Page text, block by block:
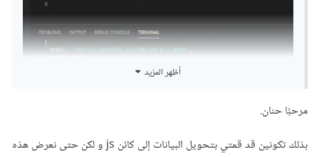
أظهر المزيد
مرحبًا حنان.
بذلك تكونين قد قمتي بتحويل البيانات إلى كائن js و لكن حتى نعرض هذه